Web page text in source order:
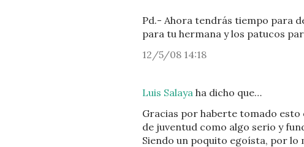
Pd.- Ahora tendrás tiempo para
para tu hermana y los patucos
12/5/08 14:18
Luis Salaya ha dicho que…
Gracias por haberte tomado esto
de juventud como algo serio y
Siendo un poquito egoísta, por lo